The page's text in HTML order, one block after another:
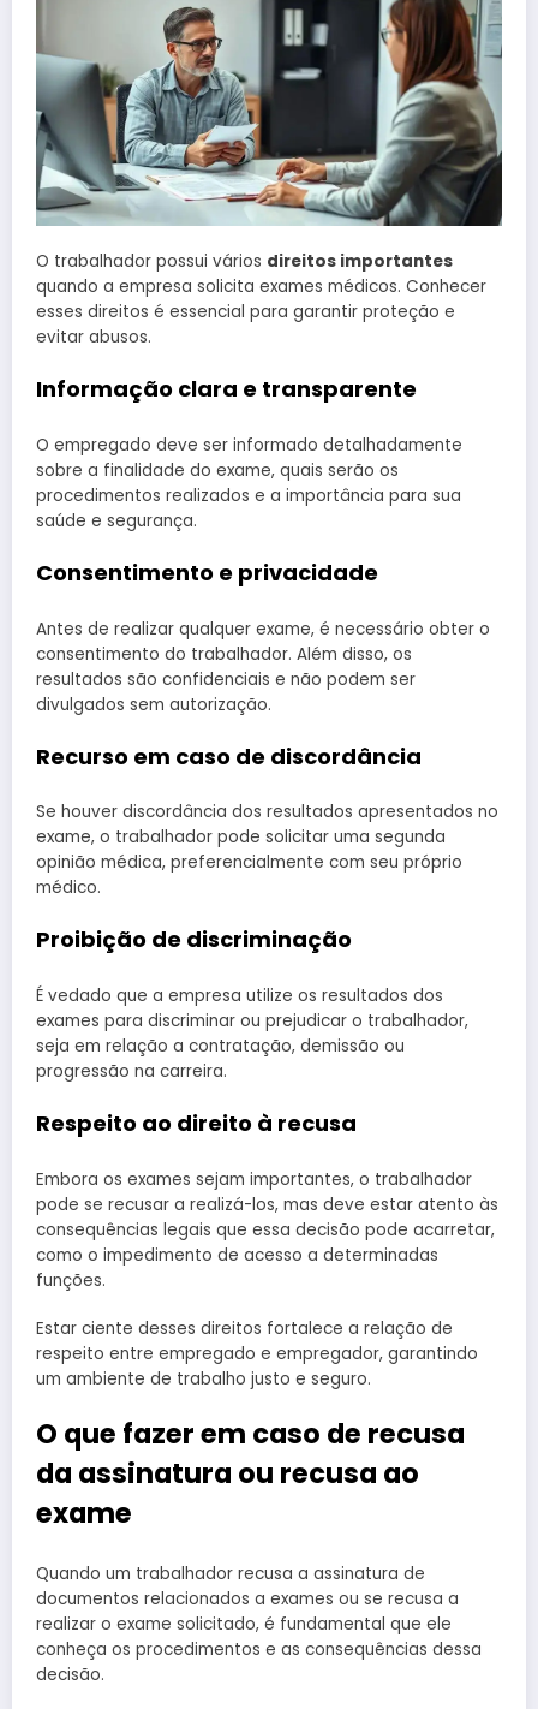
O trabalhador possui vários direitos importantes
quando a empresa solicita exames médicos. Conhecer
esses direitos é essencial para garantir proteção e
evitar abusos.
Informação clara e transparente
O empregado deve ser informado detalhadamente
sobre a finalidade do exame, quais serão os
procedimentos realizados e a importância para sua
saúde e segurança.
Consentimento e privacidade
Antes de realizar qualquer exame, é necessário obter o
consentimento do trabalhador. Além disso, os
resultados são confidenciais e não podem ser
divulgados sem autorização.
Recurso em caso de discordância
Se houver discordância dos resultados apresentados no
exame, o trabalhador pode solicitar uma segunda
opinião médica, preferencialmente com seu próprio
médico.
Proibição de discriminação
É vedado que a empresa utilize os resultados dos
exames para discriminar ou prejudicar o trabalhador,
seja em relação a contratação, demissão ou
progressão na carreira.
Respeito ao direito à recusa
Embora os exames sejam importantes, o trabalhador
pode se recusar a realizá-los, mas deve estar atento às
consequências legais que essa decisão pode acarretar,
como o impedimento de acesso a determinadas
funções.
Estar ciente desses direitos fortalece a relação de
respeito entre empregado e empregador, garantindo
um ambiente de trabalho justo e seguro.
O que fazer em caso de recusa
da assinatura ou recusa ao
exame
Quando um trabalhador recusa a assinatura de
documentos relacionados a exames ou se recusa a
realizar o exame solicitado, é fundamental que ele
conheça os procedimentos e as consequências dessa
decisão.